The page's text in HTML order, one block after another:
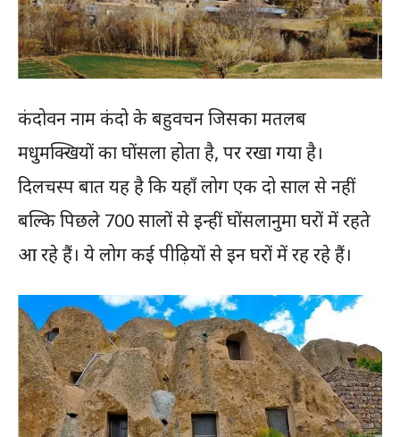
कंदोवन नाम कंदो के बहुवचन जिसका मतलब
मधुमक्खियों का घोंसला होता है, पर रखा गया है।
दिलचस्प बात यह है कि यहाँ लोग एक दो साल से नहीं
बल्कि पिछले 700 सालों से इन्हीं घोंसलानुमा घरों में रहते
आ रहे हैं। ये लोग कई पीढ़ियों से इन घरों में रह रहे हैं।